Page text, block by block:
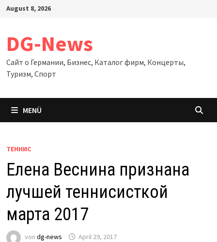
Zum
August 8, 2026
DG-News
Сайт о Германии, Бизнес, Каталог фирм, Концерты,
Туризм, Спорт
MENÜ
ТЕННИС
Елена Веснина признана
лучшей теннисисткой
марта 2017
von dg-news April 29, 2017